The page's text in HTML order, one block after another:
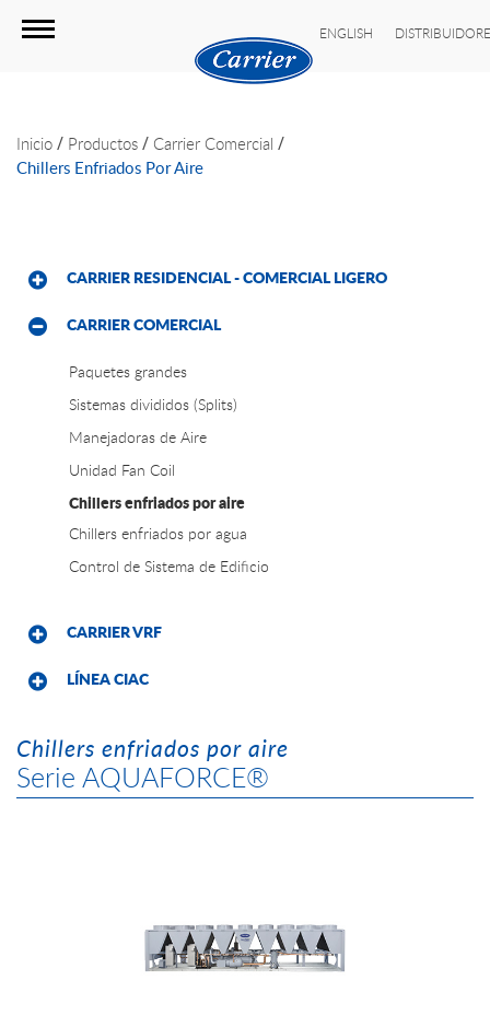
ENGLISH
Inicio / Productos / Carrier Comercial /
Chillers Enfriados Por Aire
CARRIER RESIDENCIAL - COMERCIAL LIGERO
CARRIER COMERCIAL
Paquetes grandes
Sistemas divididos (Splits)
Manejadoras de Aire
Unidad Fan Coil
Chillers enfriados por aire
Chillers enfriados por agua
Control de Sistema de Edificio
CARRIER VRF
LÍNEA CIAC
Chillers enfriados por aire
Serie AQUAFORCE®